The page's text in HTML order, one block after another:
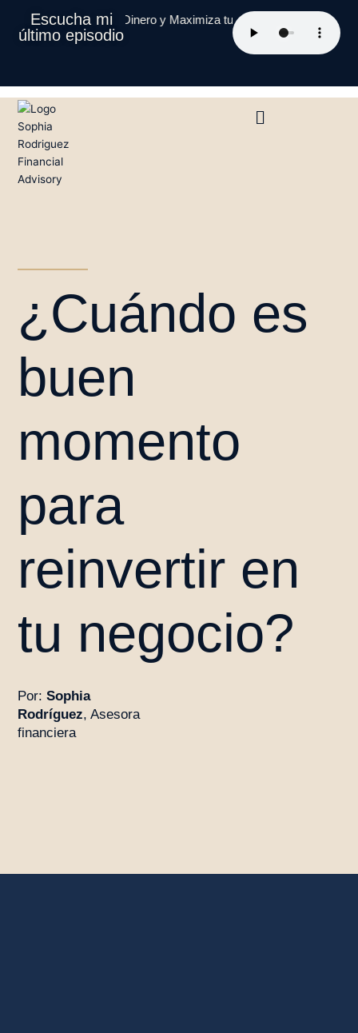
contenido
Escucha mi
último episodio
Protege tu Dinero y Maximiza tus Inversiones Episodio
¿Cuándo es
buen
momento
para
reinvertir en
tu negocio?
Por: Sophia
Rodríguez, Asesora
financiera